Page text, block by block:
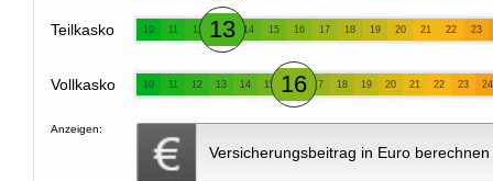
Teilkasko 10 11 12 13 14 15 16 17 18 19 20 21 22 23
Vollkasko 10 11 12 13 14 15 16 17 18 19 20 21 22 23 24
Anzeigen:
Versicherungsbeitrag in Euro berechnen